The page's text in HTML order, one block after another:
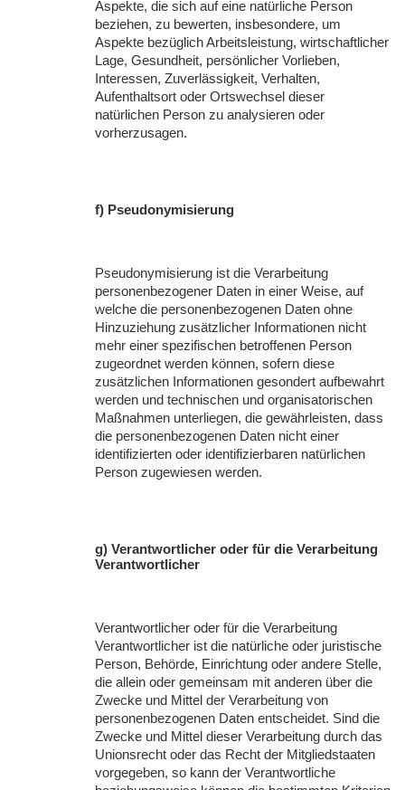
Aspekte, die sich auf eine natürliche Person
beziehen, zu bewerten, insbesondere, um
Aspekte bezüglich Arbeitsleistung, wirtschaftlicher
Lage, Gesundheit, persönlicher Vorlieben,
Interessen, Zuverlässigkeit, Verhalten,
Aufenthaltsort oder Ortswechsel dieser
natürlichen Person zu analysieren oder
vorherzusagen.
f) Pseudonymisierung
Pseudonymisierung ist die Verarbeitung
personenbezogener Daten in einer Weise, auf
welche die personenbezogenen Daten ohne
Hinzuziehung zusätzlicher Informationen nicht
mehr einer spezifischen betroffenen Person
zugeordnet werden können, sofern diese
zusätzlichen Informationen gesondert aufbewahrt
werden und technischen und organisatorischen
Maßnahmen unterliegen, die gewährleisten, dass
die personenbezogenen Daten nicht einer
identifizierten oder identifizierbaren natürlichen
Person zugewiesen werden.
g) Verantwortlicher oder für die Verarbeitung
Verantwortlicher
Verantwortlicher oder für die Verarbeitung
Verantwortlicher ist die natürliche oder juristische
Person, Behörde, Einrichtung oder andere Stelle,
die allein oder gemeinsam mit anderen über die
Zwecke und Mittel der Verarbeitung von
personenbezogenen Daten entscheidet. Sind die
Zwecke und Mittel dieser Verarbeitung durch das
Unionsrecht oder das Recht der Mitgliedstaaten
vorgegeben, so kann der Verantwortliche